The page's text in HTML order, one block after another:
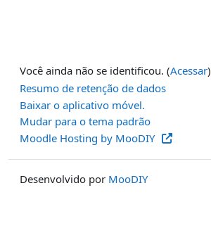
Você ainda não se identificou. (Acessar)
Resumo de retenção de dados
Baixar o aplicativo móvel.
Mudar para o tema padrão
Moodle Hosting by MooDIY
Desenvolvido por MooDIY